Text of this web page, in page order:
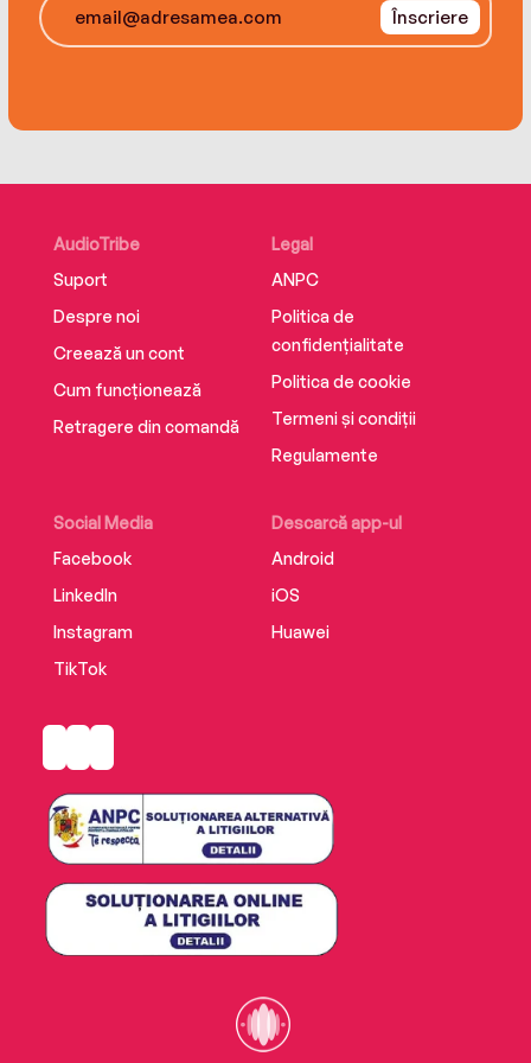
She is dead, and it’s all my fault.
Înscriere
AudioTribe
Suport
Despre noi
Creează un cont
Cum funcționează
Retragere din comandă
Social Media
Facebook
LinkedIn
Instagram
TikTok
Descarcă app-ul
Android
iOS
Huawei
Legal
ANPC
Politica de
confidențialitate
Politica de cookie
Termeni și condiții
Regulamente